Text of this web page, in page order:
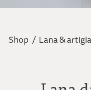
Shop / Lana &